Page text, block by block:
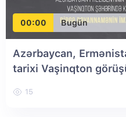
00:00 Bugün
Azərbaycan,
tarixi Vaşinqton
15